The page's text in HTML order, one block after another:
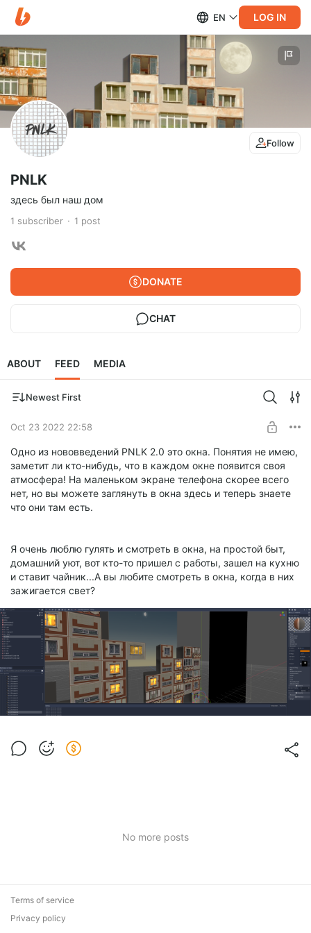
EN LOG IN
Follow
PNLK
здесь был наш дом
1 subscriber 1 post
DONATE
CHAT
ABOUT FEED MEDIA
Newest First
Oct 23 2022 22:58
Одно из нововведений PNLK 2.0 это окна. Понятия не имею,
заметит ли кто-нибудь, что в каждом окне появится своя
атмосфера! На маленьком экране телефона скорее всего
нет, но вы можете заглянуть в окна здесь и теперь знаете
что они там есть.
Я очень люблю гулять и смотреть в окна, на простой быт,
домашний уют, вот кто-то пришел с работы, зашел на кухню
и ставит чайник...А вы любите смотреть в окна, когда в них
зажигается свет?
No more posts
Terms of service
Privacy policy